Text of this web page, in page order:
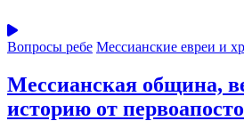
Вопросы ребе Мессианские евреи и
Мессианская община,
историю от